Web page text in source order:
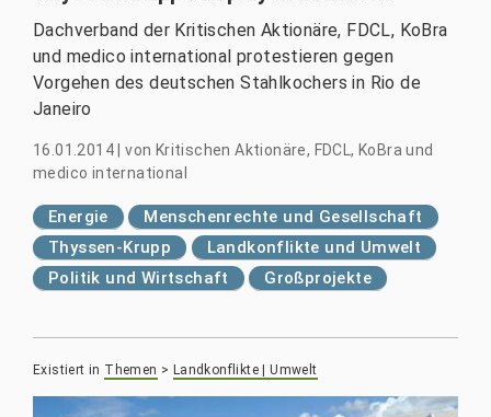
Dachverband der Kritischen Aktionäre, FDCL, KoBra
und medico international protestieren gegen
Vorgehen des deutschen Stahlkochers in Rio de
Janeiro
16.01.2014 |von Kritischen Aktionäre, FDCL, KoBra und
medico international
Energie
Menschenrechte und Gesellschaft
Thyssen-Krupp
Landkonflikte und Umwelt
Politik und Wirtschaft
Großprojekte
Existiert in Themen > Landkonflikte | Umwelt